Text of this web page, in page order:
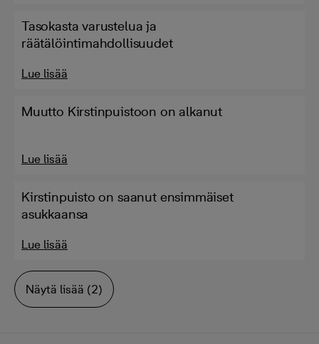
Tasokasta varustelua ja
räätälöintimahdollisuudet
Lue lisää
Muutto Kirstinpuistoon on alkanut
Lue lisää
Kirstinpuisto on saanut ensimmäiset
asukkaansa
Lue lisää
Näytä lisää (2)